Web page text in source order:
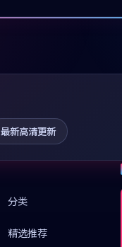
最新高清更新
分类
精选推荐